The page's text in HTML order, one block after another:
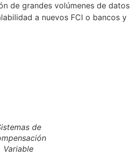
de grandes volúmenes de datos
a nuevos FCI o bancos y
de
Variable